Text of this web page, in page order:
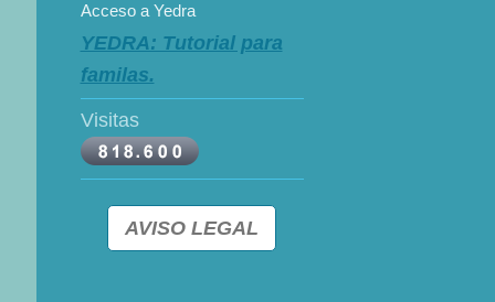
Acceso a Yedra
YEDRA: Tutorial para
familas.
Visitas
AVISO LEGAL